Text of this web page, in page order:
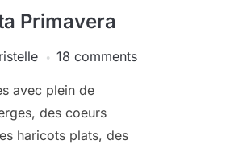
Primavera
18 comments
avec plein de
des coeurs
haricots plats, des